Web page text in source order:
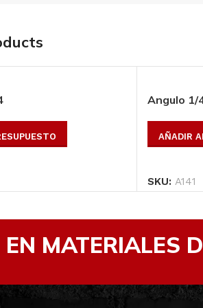
mts*****
AÑADIR AL
PRESUPUESTO
SKU:R78
Angulo 1/
AÑADIR
SKU: A141
EN MATERIALES